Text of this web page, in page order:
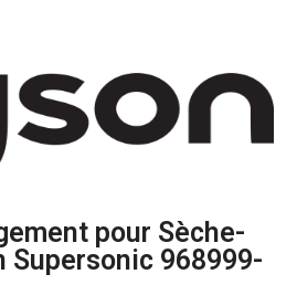
pour Sèche-
Supersonic 968999-